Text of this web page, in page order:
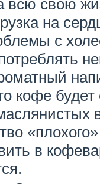
всю свою
на
с
кофе будет
в